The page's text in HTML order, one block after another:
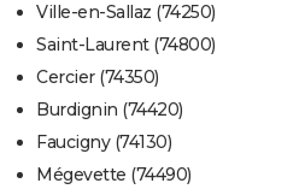
Ville-en-Sallaz (74250)
Saint-Laurent (74800)
Cercier (74350)
Burdignin (74420)
Faucigny (74130)
Mégevette (74490)